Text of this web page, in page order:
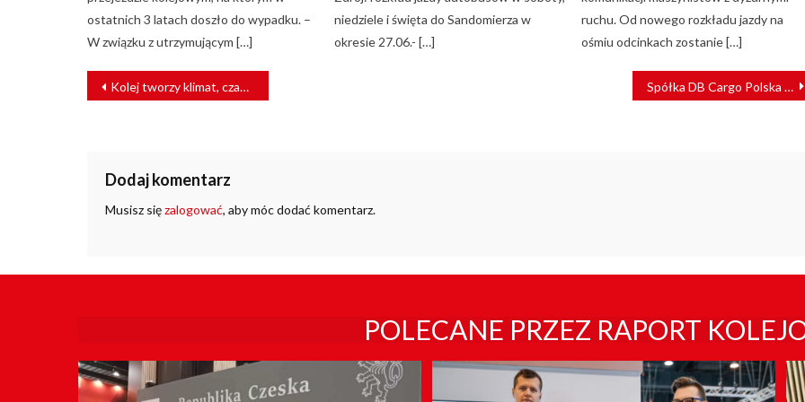
ostatnich 3 latach doszło do wypadku. –
W związku z utrzymującym […]
niedziele i święta do Sandomierza w
okresie 27.06.- […]
ruchu. Od nowego rozkładu jazdy na
ośmiu odcinkach zostanie […]
NAWIGACJA
WPISU
Kolej tworzy klimat, czas na stworzenie klimatu dla kolei Spółka DB Cargo Polska otworzyła nową linię potokową do regeneracji zestawów kołowych
Dodaj komentarz
Musisz sięzalogować, aby móc dodać komentarz.
POLECANE PRZEZ RAPORT